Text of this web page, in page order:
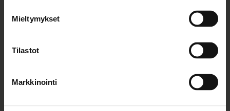
Mieltymykset
Tilastot
Markkinointi
[/et_pb_row][/et_pb_section]